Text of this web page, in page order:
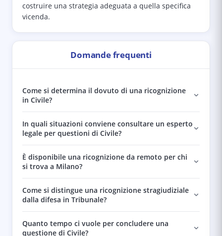
costruire una strategia adeguata a quella specifica
vicenda.
Domande frequenti
Come si determina il dovuto di una ricognizione
in Civile?
In quali situazioni conviene consultare un esperto
legale per questioni di Civile?
È disponibile una ricognizione da remoto per chi
si trova a Milano?
Come si distingue una ricognizione stragiudiziale
dalla difesa in Tribunale?
Quanto tempo ci vuole per concludere una
questione di Civile?